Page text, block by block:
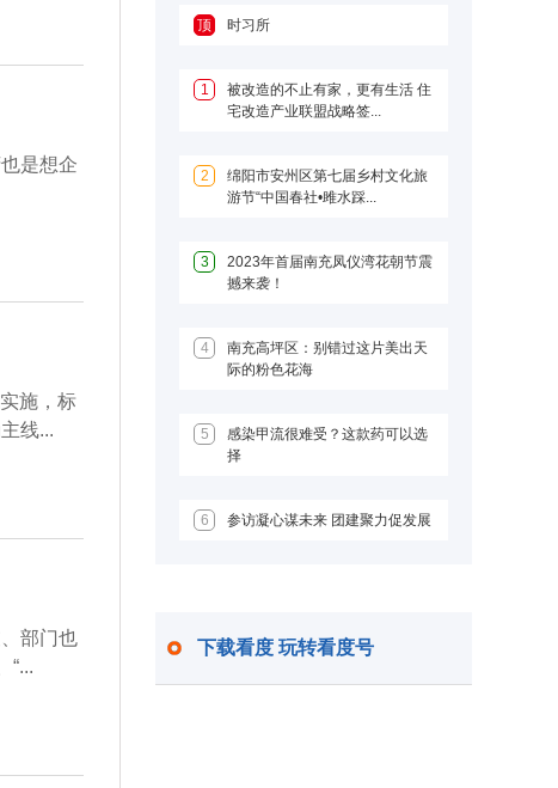
是想企
施，标
线...
部门也
“...
顶 时习所
1
被改造的不止有家，更有生活 住
宅改造产业联盟战略签...
2
绵阳市安州区第七届乡村文化旅
游节“中国春社•雎水踩...
3
2023年首届南充凤仪湾花朝节震
撼来袭！
4
南充高坪区：别错过这片美出天
际的粉色花海
5
感染甲流很难受？这款药可以选
择
6 参访凝心谋未来 团建聚力促发展
下载看度 玩转看度号